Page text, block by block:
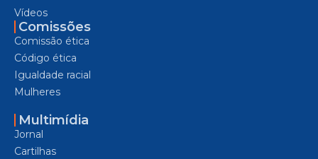
Vídeos
Comissões
Comissão ética
Código ética
Igualdade racial
Mulheres
Multimídia
Jornal
Cartilhas